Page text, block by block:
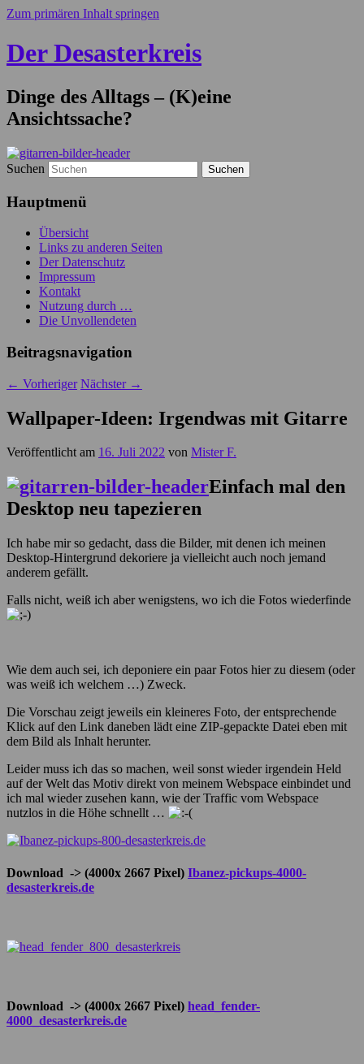
Zum primären Inhalt springen
Der Desasterkreis
Dinge des Alltags – (K)eine
Ansichtssache?
Suchen
Hauptmenü
Übersicht
Links zu anderen Seiten
Der Datenschutz
Impressum
Kontakt
Nutzung durch …
Die Unvollendeten
Beitragsnavigation
← Vorheriger Nächster →
Wallpaper-Ideen: Irgendwas mit Gitarre
Veröffentlicht am 16. Juli 2022 von Mister F.
Einfach mal den
Desktop neu tapezieren
Ich habe mir so gedacht, dass die Bilder, mit denen ich meinen
Desktop-Hintergrund dekoriere ja vielleicht auch noch jemand
anderem gefällt.
Falls nicht, weiß ich aber wenigstens, wo ich die Fotos wiederfinde
Wie dem auch sei, ich deponiere ein paar Fotos hier zu diesem (oder
was weiß ich welchem …) Zweck.
Die Vorschau zeigt jeweils ein kleineres Foto, der entsprechende
Klick auf den Link daneben lädt eine ZIP-gepackte Datei eben mit
dem Bild als Inhalt herunter.
Leider muss ich das so machen, weil sonst wieder irgendein Held
auf der Welt das Motiv direkt von meinem Webspace einbindet und
ich mal wieder zusehen kann, wie der Traffic vom Webspace
nutzlos in die Höhe schnellt …
Download -> (4000x 2667 Pixel) Ibanez-pickups-4000-
desasterkreis.de
Download -> (4000x 2667 Pixel) head_fender-
4000_desasterkreis.de